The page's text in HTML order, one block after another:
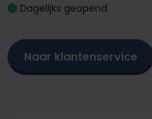
Dagelijks geopend
Naar klantenservice